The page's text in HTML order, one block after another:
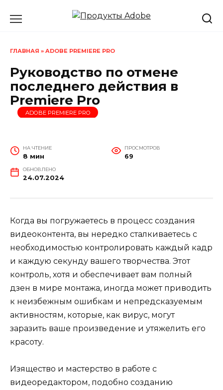
ГЛАВНАЯ » ADOBE PREMIERE PRO
Руководство по отмене
последнего действия в
Premiere Pro
ADOBE PREMIERE PRO
НА ЧТЕНИЕ
8 мин
ПРОСМОТРОВ
69
ОБНОВЛЕНО
24.07.2024
Когда вы погружаетесь в процесс создания
видеоконтента, вы нередко сталкиваетесь с
необходимостью контролировать каждый кадр
и каждую секунду вашего творчества. Этот
контроль, хотя и обеспечивает вам полный
дзен в мире монтажа, иногда может приводить
к неизбежным ошибкам и непредсказуемым
активностям, которые, как вирус, могут
заразить ваше произведение и утяжелить его
красоту.
Изящество и мастерство в работе с
видеоредактором, подобно созданию